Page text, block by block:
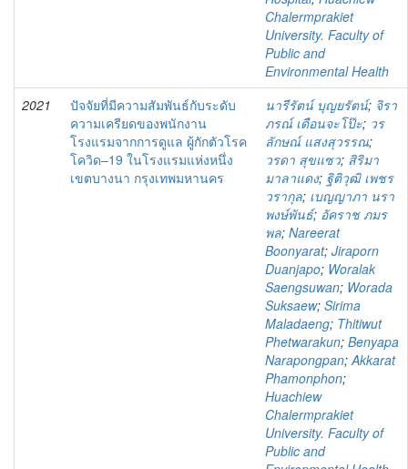
Chalermprakiet
University. Faculty of
Public and
Environmental Health
2021
ปัจจัยที่มีความสัมพันธ์กับระดับ
ความเครียดของพนักงาน
โรงแรมจากการดูแล ผู้กักตัวโรค
โควิด–19 ในโรงแรมแห่งหนึ่ง
เขตบางนา กรุงเทพมหานคร
นารีรัตน์ บุญยรัตน์; จิรา
ภรณ์ เดือนจะโป๊ะ; วร
ลักษณ์ แสงสุวรรณ;
วรดา สุขแซว; สิริมา
มาลาแดง; ฐิติวุฒิ เพชร
วรากุล; เบญญาภา นรา
พงษ์พันธ์; อัคราช ภมร
พล; Nareerat
Boonyarat; Jiraporn
Duanjapo; Woralak
Saengsuwan; Worada
Suksaew; Sirima
Maladaeng; Thitiwut
Phetwarakun; Benyapa
Narapongpan;Akkarat
Phamonphon;
Huachiew
Chalermprakiet
University. Faculty of
Public and